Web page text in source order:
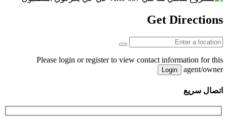
Get Directions
Please login or register to view contact information for this
agent/owner
Login
اتصال سريع